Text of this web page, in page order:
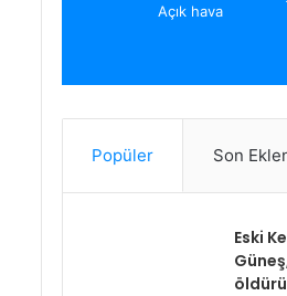
Açık hava
Popüler Son
Eski